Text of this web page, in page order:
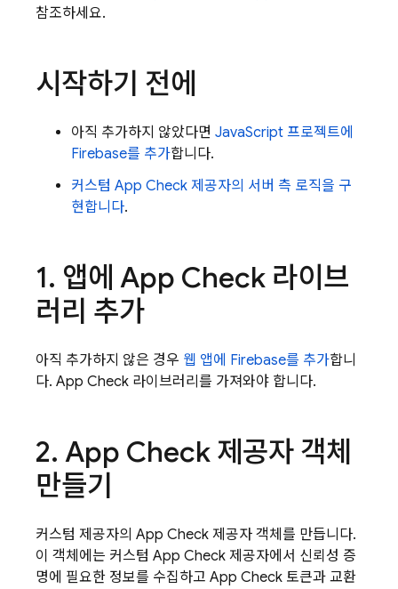
참조하세요.
시작하기 전에
아직 추가하지 않았다면 JavaScript 프로젝트에
Firebase를 추가합니다.
커스텀 App Check 제공자의 서버 측 로직을 구
현합니다.
1. 앱에 App Check 라이브
러리 추가
아직 추가하지 않은 경우 웹 앱에 Firebase를 추가합니
다. App Check 라이브러리를 가져와야 합니다.
2. App Check 제공자 객체
만들기
커스텀 제공자의 App Check 제공자 객체를 만듭니다.
이 객체에는 커스텀 App Check 제공자에서 신뢰성 증
명에 필요한 정보를 수집하고 App Check 토큰과 교환